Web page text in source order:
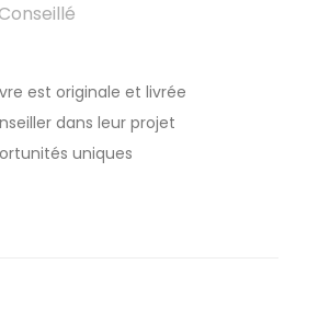
est originale et livrée
dans leur projet
uniques